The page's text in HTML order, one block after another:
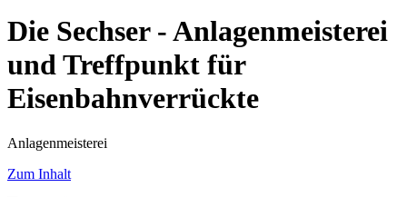
Die Sechser - Anlagenmeisterei
und Treffpunkt für
Eisenbahnverrückte
Anlagenmeisterei
Zum Inhalt